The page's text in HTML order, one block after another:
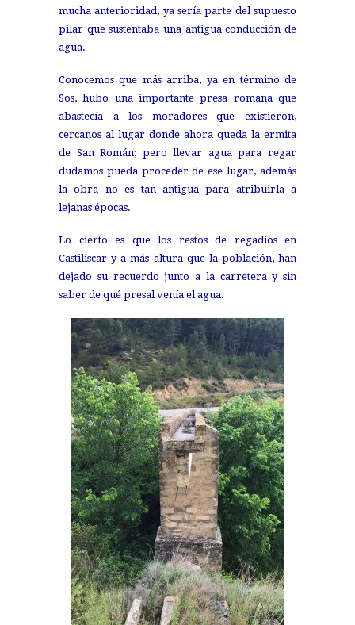
mucha anterioridad, ya sería parte del supuesto
pilar que sustentaba una antigua conducción de
agua.
Conocemos que más arriba, ya en término de
Sos, hubo una importante presa romana que
abastecía a los moradores que existieron,
cercanos al lugar donde ahora queda la ermita
de San Román; pero llevar agua para regar
dudamos pueda proceder de ese lugar, además
la obra no es tan antigua para atribuirla a
lejanas épocas.
Lo cierto es que los restos de regadíos en
Castiliscar y a más altura que la población, han
dejado su recuerdo junto a la carretera y sin
saber de qué presal venía el agua.